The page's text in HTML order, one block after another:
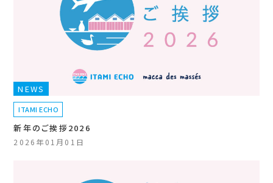
NEWS
ITAMI ECHO
新年のご挨拶2026
2026年01月01日